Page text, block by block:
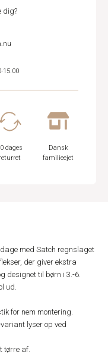
dig?
15.00
dages
returret
Dansk
familieejet
med Satch regnslaget
der giver ekstra
designet til børn i 3.-6.
ud.
for nem montering.
lyser op ved
tørre af.